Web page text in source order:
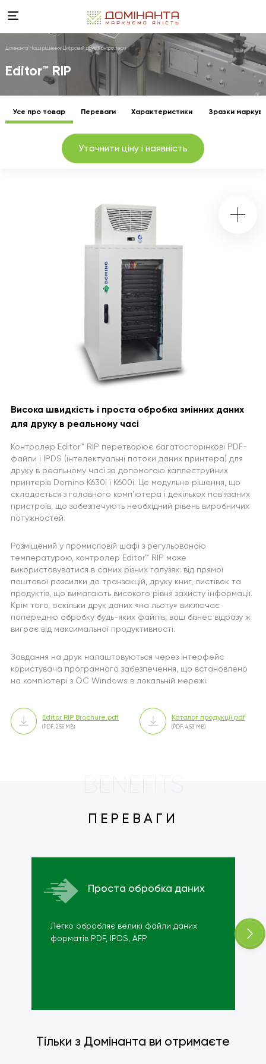
Домінанта Наші рішення Цифровий друк Контролери
Editor™ RIP
Усе про товар Переваги Характеристики Зразки
Уточнити ціну і наявність
Висока швидкість і проста обробка змінних даних
для друку в реальному часі
Контролер Editor™ RIP перетворює багатосторінкові PDF-
файли і IPDS (інтелектуальні потоки даних принтера) для
друку в реальному часі за допомогою каплеструйних
принтерів Domino K630i і K600i. Це модульне рішення, що
складається з головного комп'ютера і декількох пов'язаних
пристроїв, що забезпечують необхідний рівень виробничих
потужностей.
Розміщений у промисловій шафі з регульованою
температурою, контролер Editor™ RIP може
використовуватися в самих різних галузях: від прямої
поштової розсилки до транзакцій, друку книг, листівок та
продуктів, що вимагають високого рівня захисту інформації.
Крім того, оскільки друк даних «на льоту» виключає
попередню обробку будь-яких файлів, ваш бізнес відразу ж
виграє від максимальної продуктивності.
Завдання на друк налаштовуються через інтерфейс
користувача програмного забезпечення, що встановлено
на комп'ютері з ОС Windows в локальній мережі.
Editor RIP Brochure.pdf
(PDF, 2.55 MB)
Каталог продукції.pdf
(PDF, 4.53 MB)
BENEFITS
ПЕРЕВАГИ
Проста обробка даних
Легко обробляє великі файли даних
форматів PDF, IPDS, AFP
Тільки з Домінанта ви отримаєте